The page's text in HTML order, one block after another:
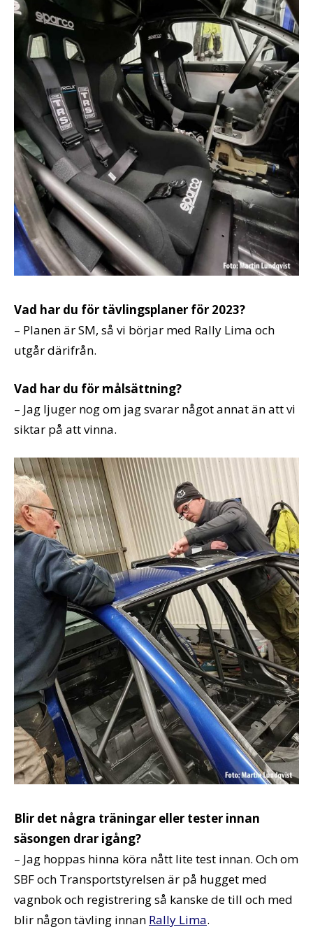
Vad har du för tävlingsplaner för 2023?
– Planen är SM, så vi börjar med Rally Lima och
utgår därifrån.
Vad har du för målsättning?
– Jag ljuger nog om jag svarar något annat än att vi
siktar på att vinna.
Blir det några träningar eller tester innan
säsongen drar igång?
– Jag hoppas hinna köra nått lite test innan. Och om
SBF och Transportstyrelsen är på hugget med
vagnbok och registrering så kanske de till och med
blir någon tävling innan Rally Lima.